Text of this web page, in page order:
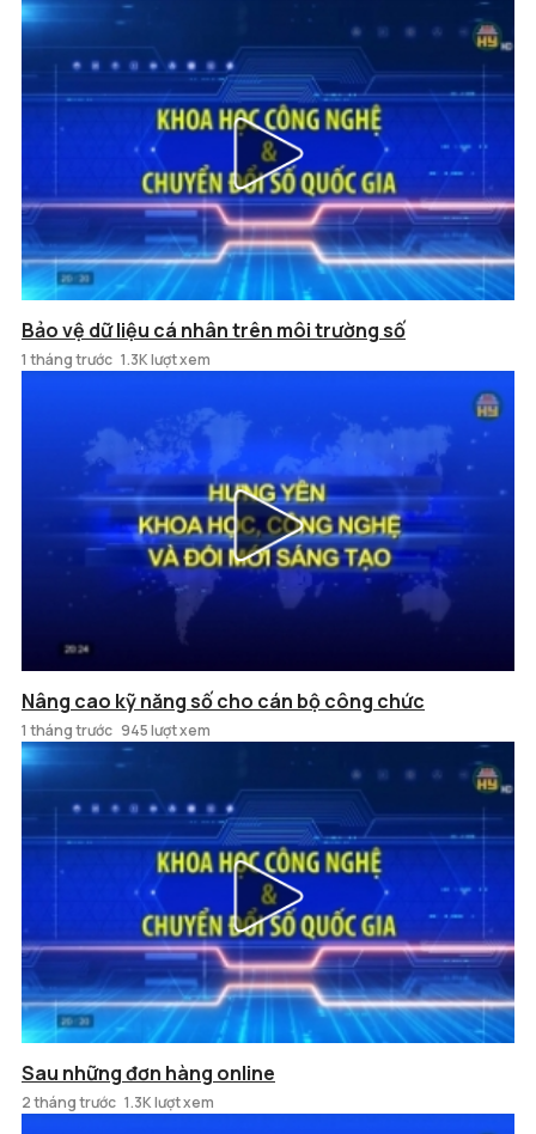
Bảo vệ dữ liệu cá nhân trên môi trường số
1 tháng trước 1.3K lượt xem
Nâng cao kỹ năng số cho cán bộ công chức
1 tháng trước 945 lượt xem
Sau những đơn hàng online
2 tháng trước 1.3K lượt xem